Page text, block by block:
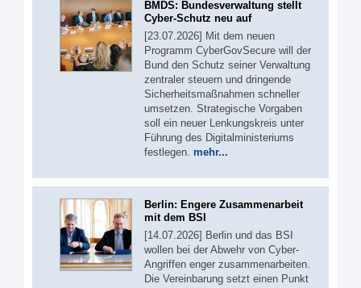
BMDS: Bundesverwaltung stellt
Cyber-Schutz neu auf
[23.07.2026] Mit dem neuen
Programm CyberGovSecure will der
Bund den Schutz seiner Verwaltung
zentraler steuern und dringende
Sicherheitsmaßnahmen schneller
umsetzen. Strategische Vorgaben
soll ein neuer Lenkungskreis unter
Führung des Digitalministeriums
festlegen. mehr...
Berlin: Engere Zusammenarbeit
mit dem BSI
[14.07.2026] Berlin und das BSI
wollen bei der Abwehr von Cyber-
Angriffen enger zusammenarbeiten.
Die Vereinbarung setzt einen Punkt